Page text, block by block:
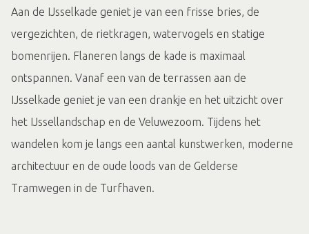
Aan de IJsselkade geniet je van een frisse bries, de
vergezichten, de rietkragen, watervogels en statige
bomenrijen. Flaneren langs de kade is maximaal
ontspannen. Vanaf een van de terrassen aan de
IJsselkade geniet je van een drankje en het uitzicht over
het IJssellandschap en de Veluwezoom. Tijdens het
wandelen kom je langs een aantal kunstwerken, moderne
architectuur en de oude loods van de Gelderse
Tramwegen in de Turfhaven.